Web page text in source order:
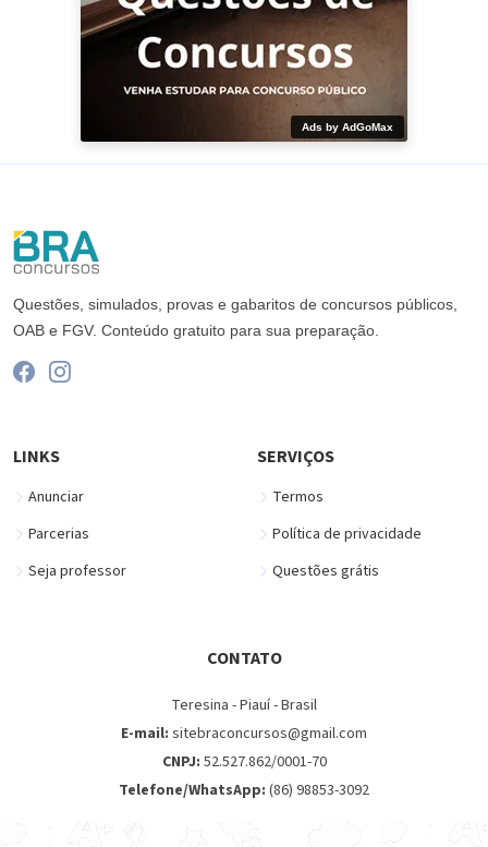
Ads by AdGoMax
Questões, simulados, provas e gabaritos de concursos públicos,
OAB e FGV. Conteúdo gratuito para sua preparação.
LINKS
Anunciar
Parcerias
Seja professor
SERVIÇOS
Termos
Política de privacidade
Questões grátis
CONTATO
Teresina - Piauí - Brasil
E-mail: sitebraconcursos@gmail.com
CNPJ: 52.527.862/0001-70
Telefone/WhatsApp: (86) 98853-3092